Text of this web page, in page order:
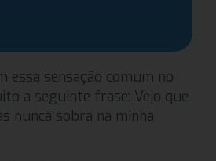
essa sensação comum no
a seguinte frase: Vejo que
nunca sobra na minha